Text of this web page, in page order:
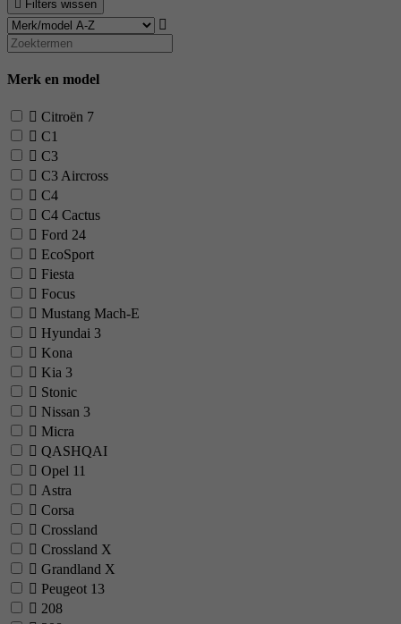
Filters wissen
Merk en model
Citroën 7
C1
C3
C3 Aircross
C4
C4 Cactus
Ford 24
EcoSport
Fiesta
Focus
Mustang Mach-E
Hyundai 3
Kona
Kia 3
Stonic
Nissan 3
Micra
QASHQAI
Opel 11
Astra
Corsa
Crossland
Crossland X
Grandland X
Peugeot 13
208